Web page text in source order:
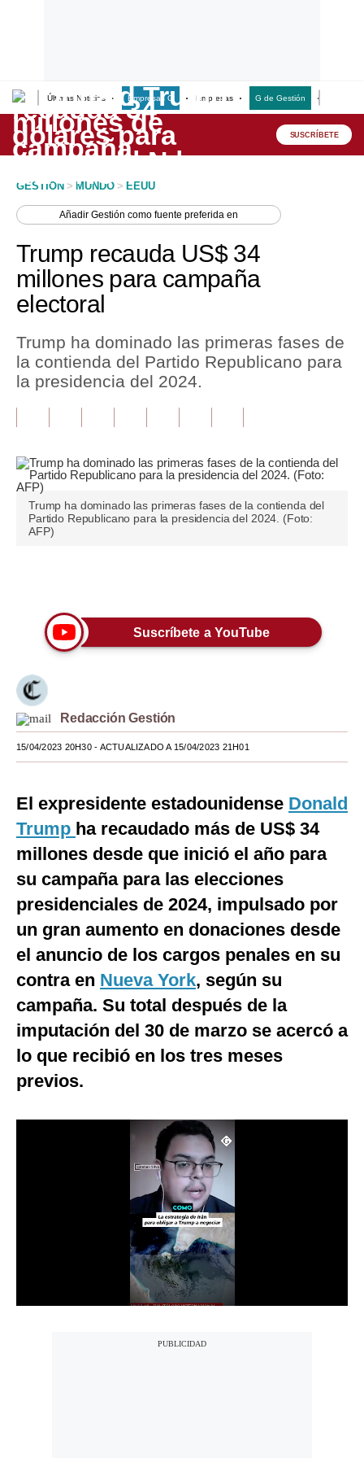
Últimas Noticias Empresas G Empresas G de Gestión
Lo último
Peru Quiosco
Economía
Mercados
Política
Tu Dinero
Finanzas Personales
Inmobiliarias
Plus G
Opinión
Tendencias
Lujo
Viajes
Moda
EEUU
México
Internacional
Tecnología
Club del Suscriptor
G de Gestión
SUSCRÍBETE
GESTION > MUNDO > EEUU
AñadirGestión como fuente preferida en
Trump recauda US$ 34
millones para campaña
electoral
Trump ha dominado las primeras fases de
la contienda del Partido Republicano para
la presidencia del 2024.
Trump ha dominado las primeras fases de la contienda del
Partido Republicano para la presidencia del 2024. (Foto:
AFP)
Suscríbete a YouTube
Redacción Gestión
15/04/2023 20H30- ACTUALIZADO A 15/04/2023 21H01
El expresidente estadounidense Donald
Trump ha recaudado más de US$ 34
millones desde que inició el año para
su campaña para las elecciones
presidenciales de 2024, impulsado por
un gran aumento en donaciones desde
el anuncio de los cargos penales en su
contra en Nueva York, según su
campaña. Su total después de la
imputación del 30 de marzo se acercó a
lo que recibió en los tres meses
previos.